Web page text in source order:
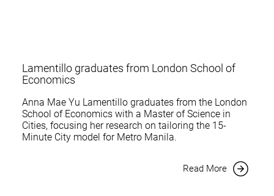
Lamentillo graduates from London School of
Economics
Anna Mae Yu Lamentillo graduates from the London
School of Economics with a Master of Science in
Cities, focusing her research on tailoring the 15-
Minute City model for Metro Manila.
Read More